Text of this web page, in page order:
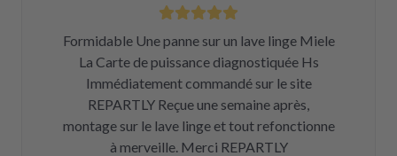
Formidable Une panne sur un lave linge Miele
La Carte de puissance diagnostiquée Hs
Immédiatement commandé sur le site
REPARTLY Reçue une semaine après,
montage sur le lave linge et tout refonctionne
à merveille. Merci REPARTLY